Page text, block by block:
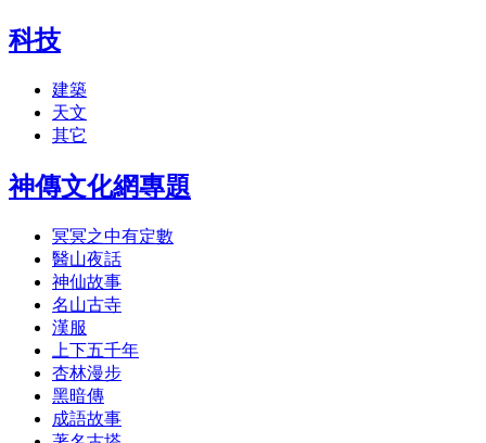
科技
建築
天文
其它
神傳文化網專題
冥冥之中有定數
醫山夜話
神仙故事
名山古寺
漢服
上下五千年
杏林漫步
黑暗傳
成語故事